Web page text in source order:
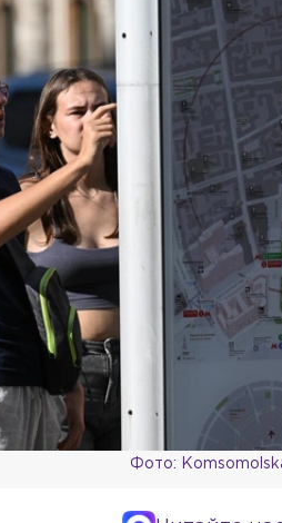
Фото: